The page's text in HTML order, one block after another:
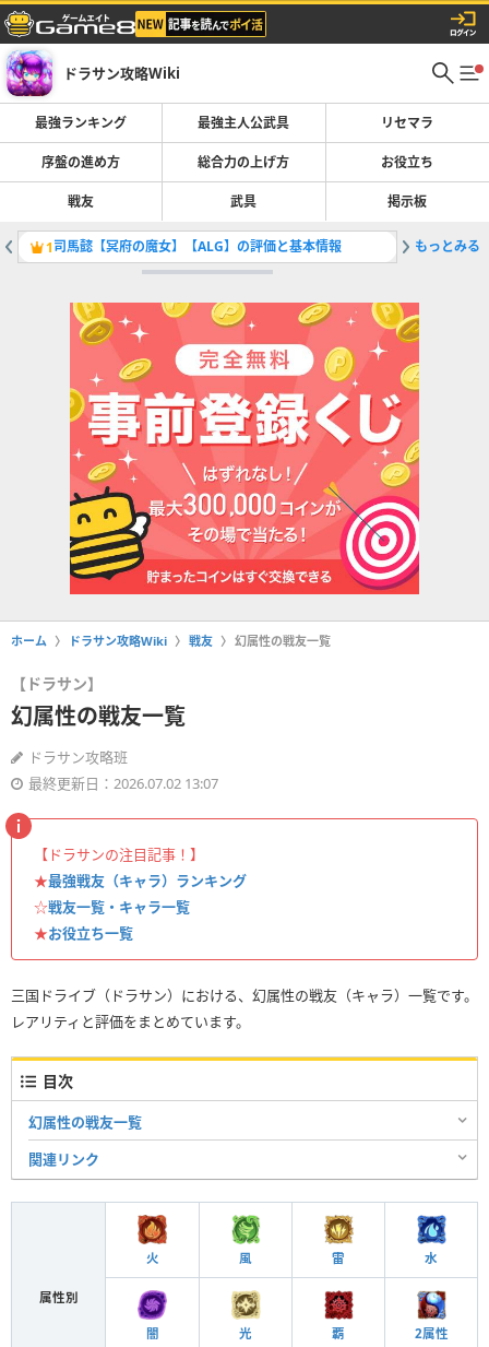
ドラサン攻略Wiki
最強ランキング 最強主人公武具 リセマラ
序盤の進め方 総合力の上げ方 お役立ち
戦友 武具 掲示板
1司馬懿【冥府の魔女】【ALG】の評価と基本情報 2星辰攪
もっとみる
ホーム ドラサン攻略Wiki 戦友 幻属性の戦友一覧
【ドラサン】
幻属性の戦友一覧
ドラサン攻略班
最終更新日：2026.07.02 13:07
【ドラサンの注目記事！】
★最強戦友（キャラ）ランキング
☆戦友一覧・キャラ一覧
★お役立ち一覧
三国ドライブ（ドラサン）における、幻属性の戦友（キャラ）一覧です。
レアリティと評価をまとめています。
目次
幻属性の戦友一覧
関連リンク
属性別
火 風 雷 水
闇 光 覇 2属性